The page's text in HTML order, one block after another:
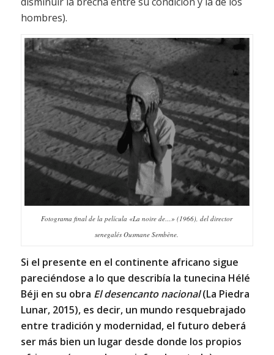
hombres).
Fotograma final de la película «La noire de…» (1966), del director
senegalés Ousmane Sembène.
Si el presente en el continente africano sigue
pareciéndose a lo que describía la tunecina Hélé
Béji en su obra El desencanto nacional(La Piedra
Lunar, 2015), es decir, un mundo resquebrajado
entre tradición y modernidad, el futuro deberá
ser más bien un lugar desde donde los propios